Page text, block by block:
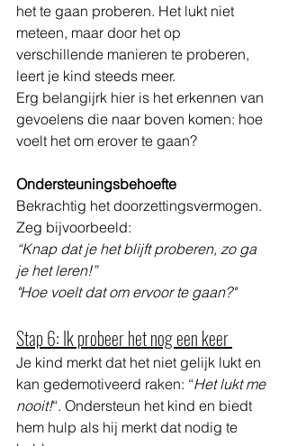
het te gaan proberen. Het lukt niet
meteen, maar door het op
verschillende manieren te proberen,
leert je kind steeds meer.
Erg belangijrk hier is het erkennen van
gevoelens die naar boven komen: hoe
voelt het om erover te gaan?
Ondersteuningsbehoefte
Bekrachtig het doorzettingsvermogen.
Zeg bijvoorbeeld:
“Knap dat je het blijft proberen, zo ga
je het leren!”
"Hoe voelt dat om ervoor te gaan?"
Stap 6: Ik probeer het nog een keer
Je kind merkt dat het niet gelijk lukt en
kan gedemotiveerd raken: “Het lukt me
nooit!“. Ondersteun het kind en biedt
hem hulp als hij merkt dat nodig te